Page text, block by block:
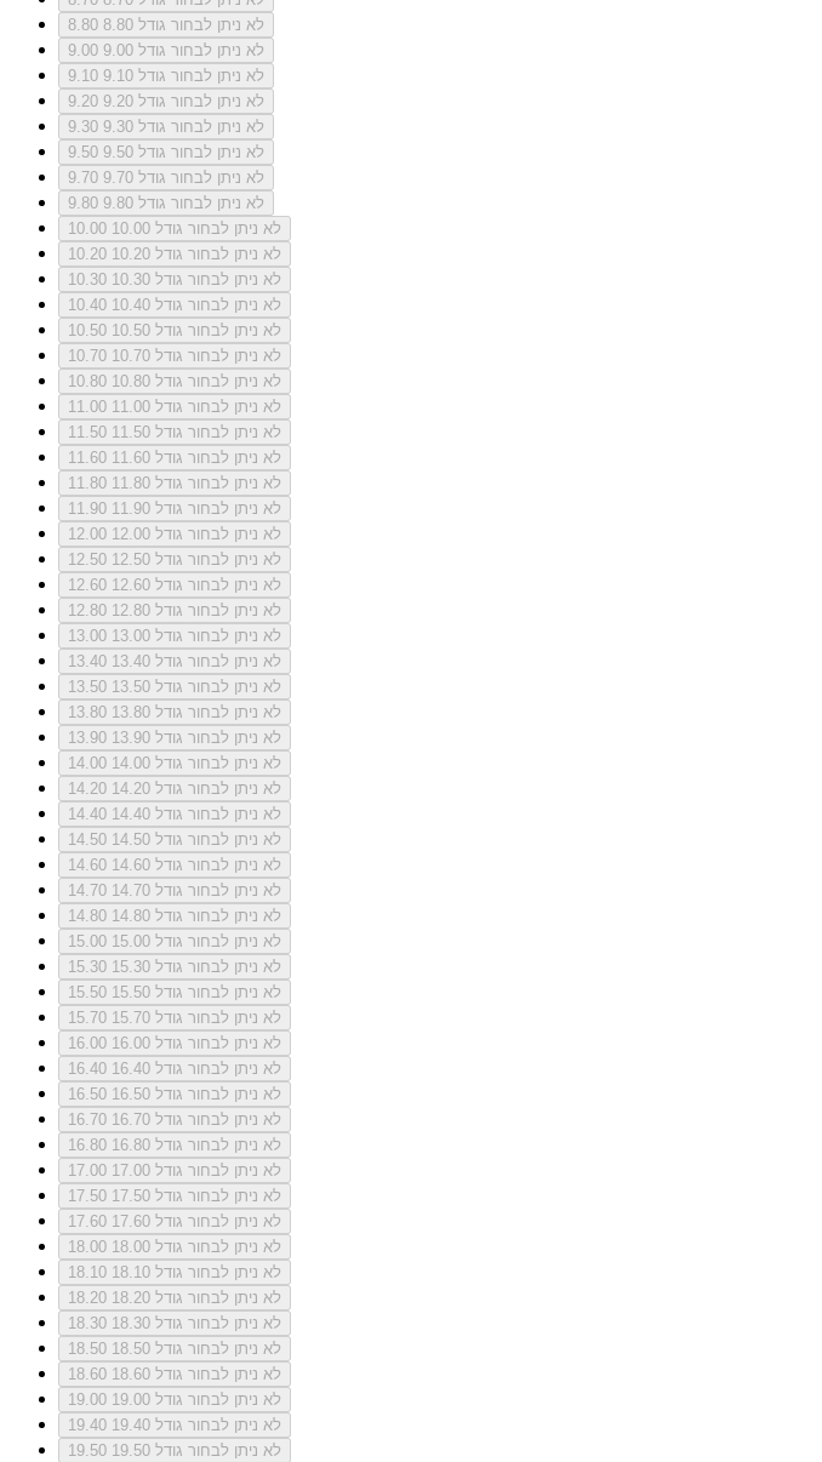
8.80
לא ניתן לבחור גודל 8.80
9.00
לא ניתן לבחור גודל 9.00
9.10
לא ניתן לבחור גודל 9.10
9.20
לא ניתן לבחור גודל 9.20
9.30
לא ניתן לבחור גודל 9.30
9.50
לא ניתן לבחור גודל 9.50
9.70
לא ניתן לבחור גודל 9.70
9.80
לא ניתן לבחור גודל 9.80
10.00
לא ניתן לבחור גודל 10.00
10.20
לא ניתן לבחור גודל 10.20
10.30
לא ניתן לבחור גודל 10.30
10.40
לא ניתן לבחור גודל 10.40
10.50
לא ניתן לבחור גודל 10.50
10.70
לא ניתן לבחור גודל 10.70
10.80
לא ניתן לבחור גודל 10.80
11.00
לא ניתן לבחור גודל 11.00
11.50
לא ניתן לבחור גודל 11.50
11.60
לא ניתן לבחור גודל 11.60
11.80
לא ניתן לבחור גודל 11.80
11.90
לא ניתן לבחור גודל 11.90
12.00
לא ניתן לבחור גודל 12.00
12.50
לא ניתן לבחור גודל 12.50
12.60
לא ניתן לבחור גודל 12.60
12.80
לא ניתן לבחור גודל 12.80
13.00
לא ניתן לבחור גודל 13.00
13.40
לא ניתן לבחור גודל 13.40
13.50
לא ניתן לבחור גודל 13.50
13.80
לא ניתן לבחור גודל 13.80
13.90
לא ניתן לבחור גודל 13.90
14.00
לא ניתן לבחור גודל 14.00
14.20
לא ניתן לבחור גודל 14.20
14.40
לא ניתן לבחור גודל 14.40
14.50
לא ניתן לבחור גודל 14.50
14.60
לא ניתן לבחור גודל 14.60
14.70
לא ניתן לבחור גודל 14.70
14.80
לא ניתן לבחור גודל 14.80
15.00
לא ניתן לבחור גודל 15.00
15.30
לא ניתן לבחור גודל 15.30
15.50
לא ניתן לבחור גודל 15.50
15.70
לא ניתן לבחור גודל 15.70
16.00
לא ניתן לבחור גודל 16.00
16.40
לא ניתן לבחור גודל 16.40
16.50
לא ניתן לבחור גודל 16.50
16.70
לא ניתן לבחור גודל 16.70
16.80
לא ניתן לבחור גודל 16.80
17.00
לא ניתן לבחור גודל 17.00
17.50
לא ניתן לבחור גודל 17.50
17.60
לא ניתן לבחור גודל 17.60
18.00
לא ניתן לבחור גודל 18.00
18.10
לא ניתן לבחור גודל 18.10
18.20
לא ניתן לבחור גודל 18.20
18.30
לא ניתן לבחור גודל 18.30
18.50
לא ניתן לבחור גודל 18.50
18.60
לא ניתן לבחור גודל 18.60
19.00
לא ניתן לבחור גודל 19.00
19.40
לא ניתן לבחור גודל 19.40
19.50
לא ניתן לבחור גודל 19.50